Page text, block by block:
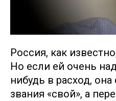
Россия, как
Но если ей очень
нибудь в расход,
звания «свой», а